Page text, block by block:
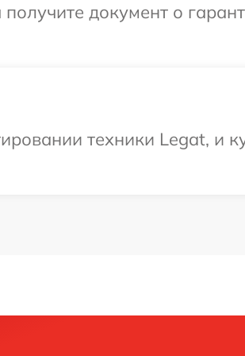
документ о
техники Legat, и